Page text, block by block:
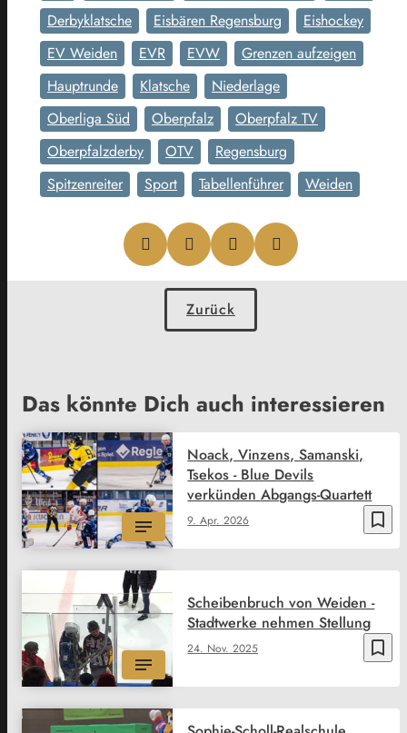
Derbyklatsche
Eisbären Regensburg
Eishockey
EV Weiden
EVR EVW
Grenzen aufzeigen
Hauptrunde
Klatsche
Niederlage
Oberliga Süd
Oberpfalz
Oberpfalz TV
Oberpfalzderby
OTV
Regensburg
Spitzenreiter
Sport Tabellenführer Weiden
Zurück
Das könnte Dich auch interessieren
bookmark_border
9. Apr. 2026
Noack, Vinzens, Samanski,
Tsekos - Blue Devils
verkünden Abgangs-Quartett
bookmark_border
24. Nov. 2025
Scheibenbruch von Weiden -
Stadtwerke nehmen Stellung